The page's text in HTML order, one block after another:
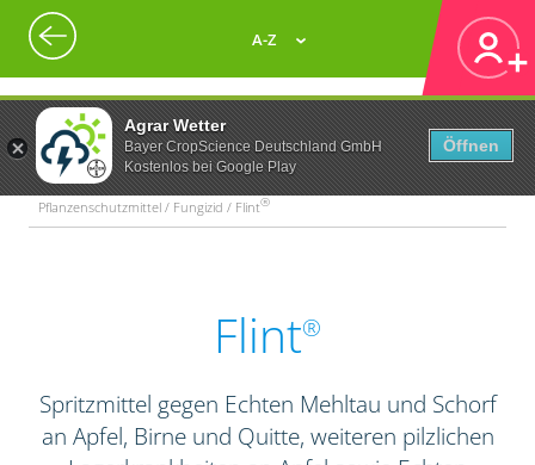
Agrar Wetter
Bayer CropScience Deutschland GmbH
Kostenlos bei Google Play
Öffnen
A-Z
Pflanzenschutzmittel / Fungizid / Flint®
Flint®
Spritzmittel gegen Echten Mehltau und Schorf
an Apfel, Birne und Quitte, weiteren pilzlichen